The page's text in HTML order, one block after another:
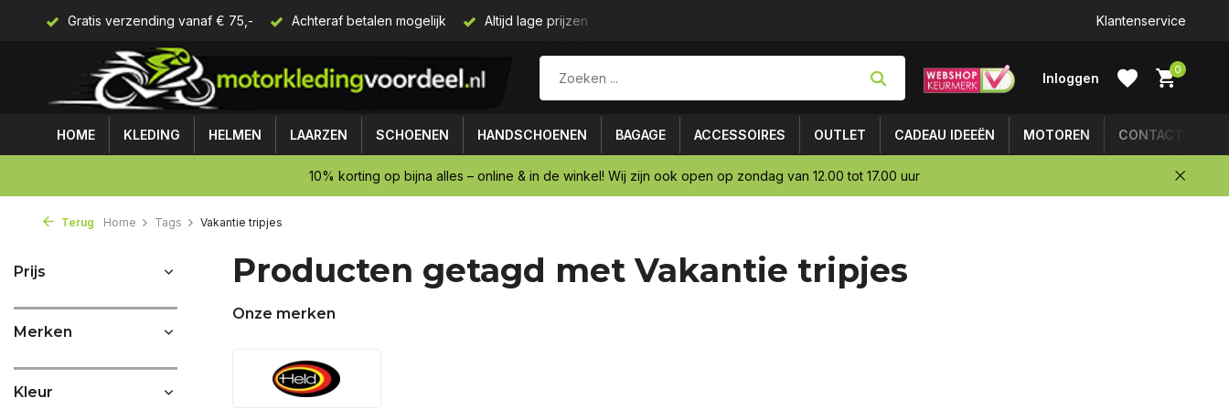
Gratis verzending vanaf € 75,- Achteraf betalen mogelijk Altijd lage prijzen Klantenservice
Inloggen
0
HOME KLEDING HELMEN LAARZEN SCHOENEN HANDSCHOENEN BAGAGE ACCESSOIRES OUTLET CADEAU IDEEËN MOTOREN CONTACT
10% korting op bijna alles – online & in de winkel! Wij zijn ook open op zondag van 12.00 tot 17.00 uur
Terug Home Tags Vakantie tripjes
Prijs
Merken
Kleur
Producten getagd met Vakantie tripjes
Onze merken